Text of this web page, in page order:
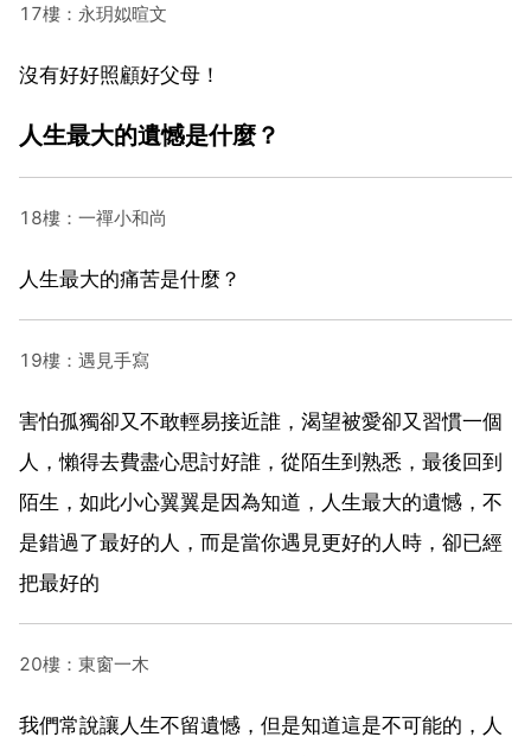
17樓：永玥姒暄文
沒有好好照顧好父母！
人生最大的遺憾是什麼？
18樓：一禪小和尚
人生最大的痛苦是什麼？
19樓：遇見手寫
害怕孤獨卻又不敢輕易接近誰，渴望被愛卻又習慣一個
人，懶得去費盡心思討好誰，從陌生到熟悉，最後回到
陌生，如此小心翼翼是因為知道，人生最大的遺憾，不
是錯過了最好的人，而是當你遇見更好的人時，卻已經
把最好的
20樓：東窗一木
我們常說讓人生不留遺憾，但是知道這是不可能的，人